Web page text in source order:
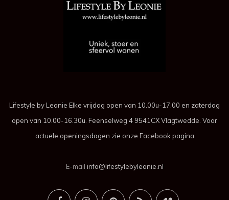
Lifestyle by Leonie Elke vrijdag open van 10.00u-17.00 en zaterdag
open van 10.00-16.30u. Feenselweg 4 9541CX Vlagtwedde. Voor
actuele openingsdagen zie onze Facebook pagina
E-mail info@lifestylebyleonie.nl